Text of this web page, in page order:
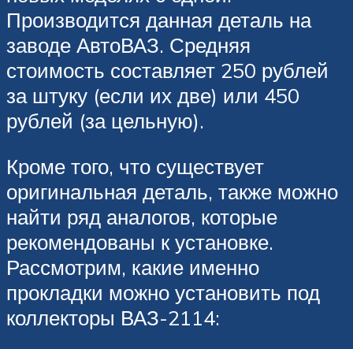
Производится данная деталь на
заводе АвтоВАЗ. Средняя
стоимость составляет 250 рублей
за штуку (если их две) или 450
рублей (за цельную).
Кроме того, что существует
оригинальная деталь, также можно
найти ряд аналогов, которые
рекомендованы к установке.
Рассмотрим, какие именно
прокладки можно установить под
коллекторы ВАЗ-2114: